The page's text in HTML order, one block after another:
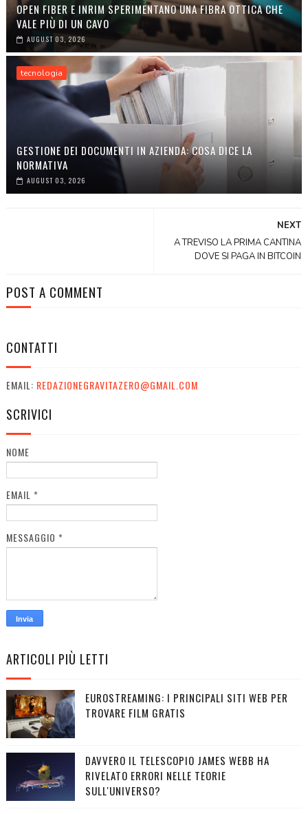
OPEN FIBER E INRIM SPERIMENTANO UNA FIBRA OTTICA CHE
VALE PIÙ DI UN CAVO
AUGUST 03, 2026
tecnologia
GESTIONE DEI DOCUMENTI IN AZIENDA: COSA DICE LA
NORMATIVA
AUGUST 03, 2026
NEXT
A TREVISO LA PRIMA CANTINA
DOVE SI PAGA IN BITCOIN
POST A COMMENT
CONTATTI
EMAIL: REDAZIONEGRAVITAZERO@GMAIL.COM
SCRIVICI
NOME
EMAIL *
MESSAGGIO *
ARTICOLI PIÙ LETTI
EUROSTREAMING: I PRINCIPALI SITI WEB PER
TROVARE FILM GRATIS
DAVVERO IL TELESCOPIO JAMES WEBB HA
RIVELATO ERRORI NELLE TEORIE
SULL'UNIVERSO?